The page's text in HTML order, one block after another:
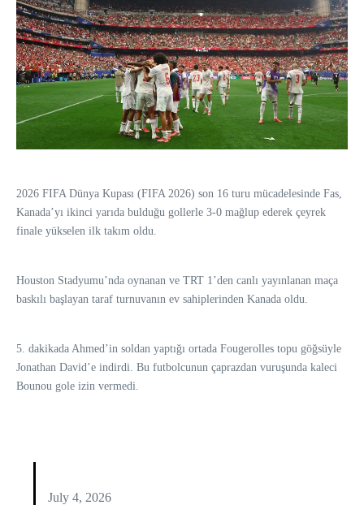
2026 FIFA Dünya Kupası (FIFA 2026) son 16 turu mücadelesinde Fas,
Kanada’yı ikinci yarıda bulduğu gollerle 3-0 mağlup ederek çeyrek
finale yükselen ilk takım oldu.
Houston Stadyumu’nda oynanan ve TRT 1’den canlı yayınlanan maça
baskılı başlayan taraf turnuvanın ev sahiplerinden Kanada oldu.
5. dakikada Ahmed’in soldan yaptığı ortada Fougerolles topu göğsüyle
Jonathan David’e indirdi. Bu futbolcunun çaprazdan vuruşunda kaleci
Bounou gole izin vermedi.
July 4, 2026